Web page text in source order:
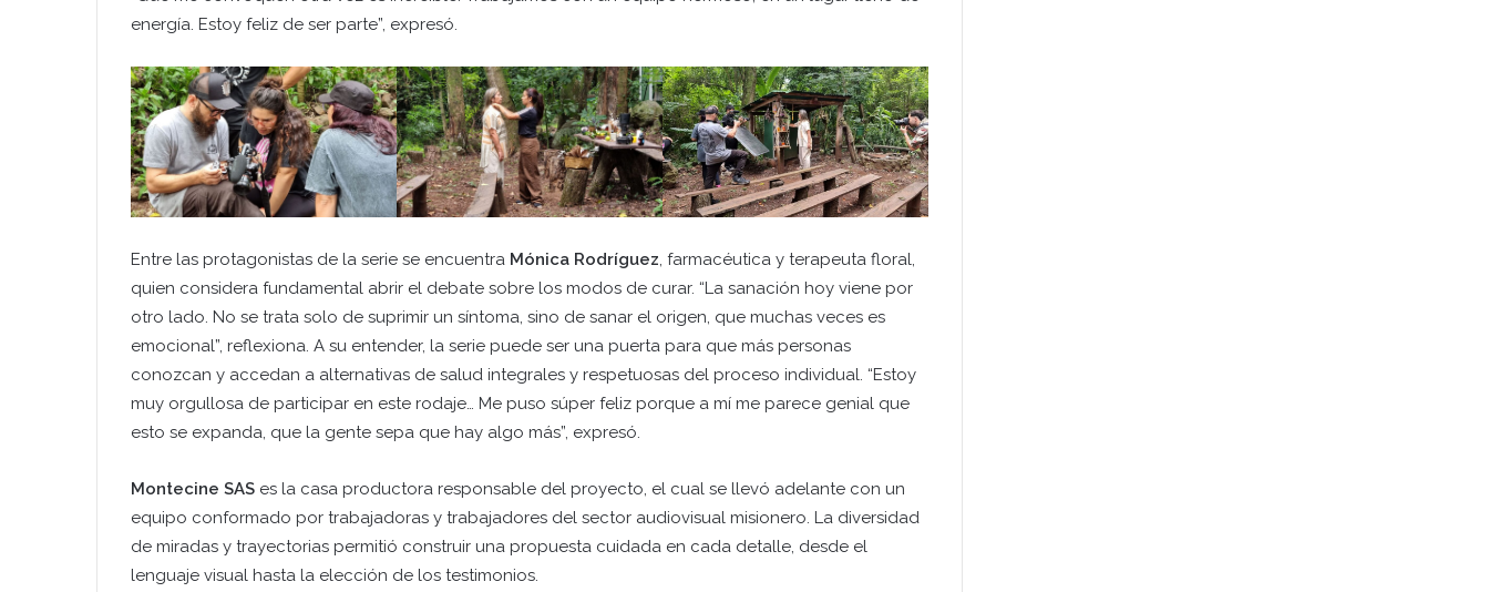
energía. Estoy feliz de ser parte”, expresó.
Entre las protagonistas de la serie se encuentra Mónica Rodríguez, farmacéutica y terapeuta floral,
quien considera fundamental abrir el debate sobre los modos de curar. “La sanación hoy viene por
otro lado. No se trata solo de suprimir un síntoma, sino de sanar el origen, que muchas veces es
emocional”, reflexiona. A su entender, la serie puede ser una puerta para que más personas
conozcan y accedan a alternativas de salud integrales y respetuosas del proceso individual. “Estoy
muy orgullosa de participar en este rodaje… Me puso súper feliz porque a mí me parece genial que
esto se expanda, que la gente sepa que hay algo más”, expresó.
Montecine SAS es la casa productora responsable del proyecto, el cual se llevó adelante con un
equipo conformado por trabajadoras y trabajadores del sector audiovisual misionero. La diversidad
de miradas y trayectorias permitió construir una propuesta cuidada en cada detalle, desde el
lenguaje visual hasta la elección de los testimonios.